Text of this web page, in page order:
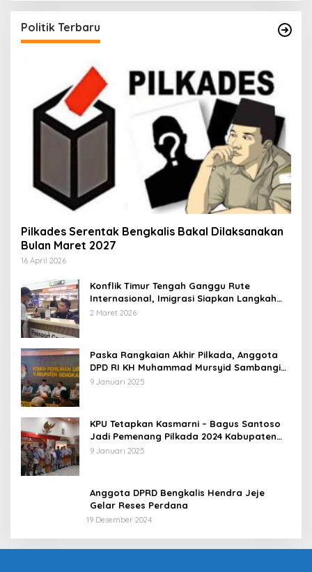
Politik Terbaru
Pilkades Serentak Bengkalis Bakal Dilaksanakan
Bulan Maret 2027
16 April 2026
Konflik Timur Tengah Ganggu Rute
Internasional, Imigrasi Siapkan Langkah
Antisipatif
2 Maret 2026
Paska Rangkaian Akhir Pilkada, Anggota
DPD RI KH Muhammad Mursyid Sambangi
KPU Bengkalis
9 Januari 2025
KPU Tetapkan Kasmarni – Bagus Santoso
Jadi Pemenang Pilkada 2024 Kabupaten
Bengkalis
9 Januari 2025
Anggota DPRD Bengkalis Hendra Jeje
Gelar Reses Perdana
19 Desember 2024